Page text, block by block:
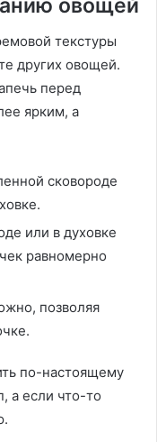
овощей
текстуры
других овощей.
перед
ярким, а
сковороде
или в духовке
равномерно
позволяя
по-настоящему
а если что-то